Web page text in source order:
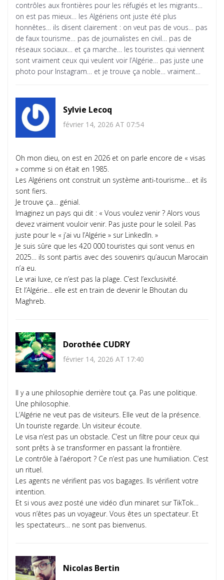
contrôles aux frontières pour les réfugiés et les migrants…
on est pas mieux… les Algériens ont juste été plus
honnêtes… ils disent clairement : on veut pas de vous… pas
de faux tourisme… pas de journalistes en civil… pas de
réseaux sociaux… et ça marche… les touristes qui viennent
sont vraiment ceux qui veulent voir l’Algérie… pas juste une
photo pour Instagram… et je trouve ça noble… vraiment…
Sylvie Lecoq
février 14, 2026 AT 07:54
Oh mon dieu, on est en 2026 et on parle encore de « visas
» comme si on était en 1985.
Les Algériens ont construit un système anti-tourisme… et ils
sont fiers.
Je trouve ça… génial.
Imaginez un pays qui dit : « Vous voulez venir ? Alors vous
devez vraiment vouloir venir. Pas juste pour le soleil. Pas
juste pour le « j’ai vu l’Algérie » sur LinkedIn. »
Je suis sûre que les 420 000 touristes qui sont venus en
2025… ils sont partis avec des souvenirs qu’aucun Marocain
n’a eu.
Le vrai luxe, ce n’est pas la plage. C’est l’exclusivité.
Et l’Algérie… elle est en train de devenir le Bhoutan du
Maghreb.
Dorothée CUDRY
février 14, 2026 AT 17:40
Il y a une philosophie derrière tout ça. Pas une politique.
Une philosophie.
L’Algérie ne veut pas de visiteurs. Elle veut de la présence.
Un touriste regarde. Un visiteur écoute.
Le visa n’est pas un obstacle. C’est un filtre pour ceux qui
sont prêts à se transformer en passant la frontière.
Le contrôle à l’aéroport ? Ce n’est pas une humiliation. C’est
un rituel.
Les agents ne vérifient pas vos bagages. Ils vérifient votre
intention.
Et si vous avez posté une vidéo d’un minaret sur TikTok…
vous n’êtes pas un voyageur. Vous êtes un spectateur. Et
les spectateurs… ne sont pas bienvenus.
Nicolas Bertin